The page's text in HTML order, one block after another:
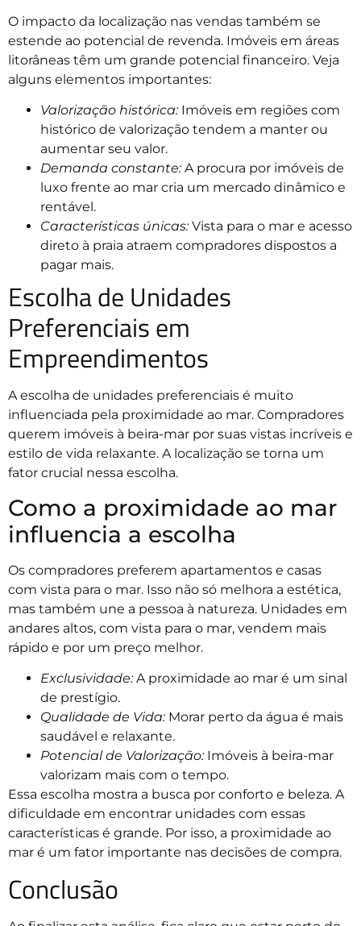
O impacto da localização nas vendas também se
estende ao potencial de revenda. Imóveis em áreas
litorâneas têm um grande potencial financeiro. Veja
alguns elementos importantes:
Valorização histórica:Imóveis em regiões com
histórico de valorização tendem a manter ou
aumentar seu valor.
Demanda constante:A procura por imóveis de
luxo frente ao mar cria um mercado dinâmico e
rentável.
Características únicas:Vista para o mar e acesso
direto à praia atraem compradores dispostos a
pagar mais.
Escolha de Unidades
Preferenciais em
Empreendimentos
A escolha de unidades preferenciais é muito
influenciada pela proximidade ao mar. Compradores
querem imóveis à beira-mar por suas vistas incríveis e
estilo de vida relaxante. A localização se torna um
fator crucial nessa escolha.
Como a proximidade ao mar
influencia a escolha
Os compradores preferem apartamentos e casas
com vista para o mar. Isso não só melhora a estética,
mas também une a pessoa à natureza. Unidades em
andares altos, com vista para o mar, vendem mais
rápido e por um preço melhor.
Exclusividade:A proximidade ao mar é um sinal
de prestígio.
Qualidade de Vida:Morar perto da água é mais
saudável e relaxante.
Potencial de Valorização:Imóveis à beira-mar
valorizam mais com o tempo.
Essa escolha mostra a busca por conforto e beleza. A
dificuldade em encontrar unidades com essas
características é grande. Por isso, a proximidade ao
mar é um fator importante nas decisões de compra.
Conclusão